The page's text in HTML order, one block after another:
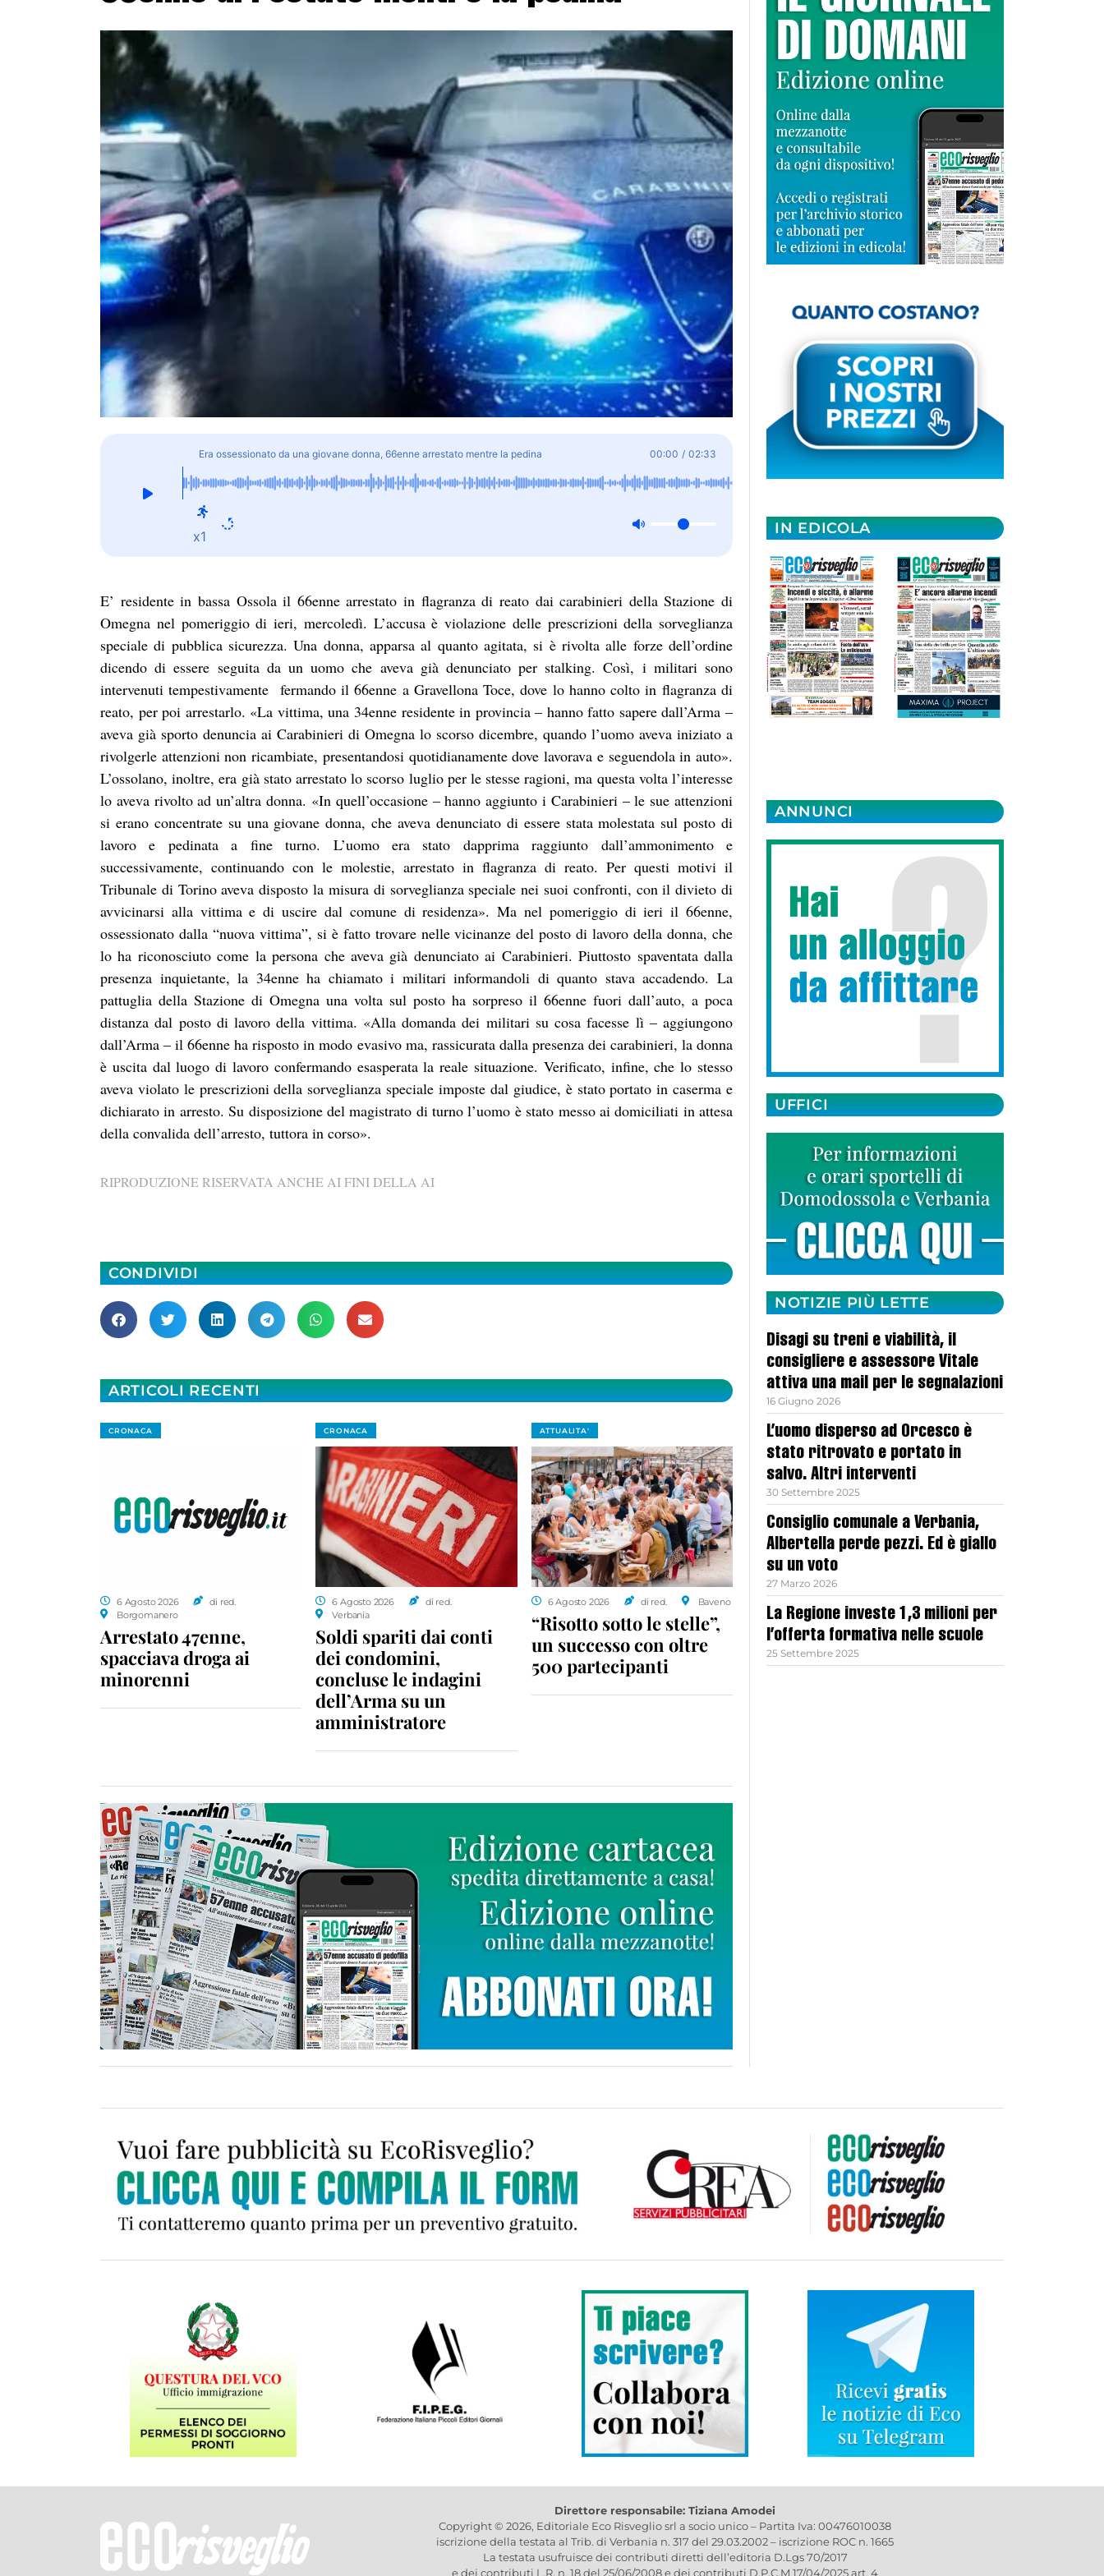
Era ossessionato da una giovane donna, 66enne arrestato mentre la pedina 00:00 / 02:33
x1
E’ residente in bassa Ossola il 66enne arrestato in flagranza di reato dai carabinieri della Stazione di
Omegna nel pomeriggio di ieri, mercoledì. L’accusa è violazione delle prescrizioni della sorveglianza
speciale di pubblica sicurezza. Una donna, apparsa al quanto agitata, si è rivolta alle forze dell’ordine
dicendo di essere seguita da un uomo che aveva già denunciato per stalking. Così, i militari sono
intervenuti tempestivamente fermando il 66enne a Gravellona Toce, dove lo hanno colto in flagranza di
reato, per poi arrestarlo. «La vittima, una 34enne residente in provincia – hanno fatto sapere dall’Arma –
aveva già sporto denuncia ai Carabinieri di Omegna lo scorso dicembre, quando l’uomo aveva iniziato a
rivolgerle attenzioni non ricambiate, presentandosi quotidianamente dove lavorava e seguendola in auto».
L’ossolano, inoltre, era già stato arrestato lo scorso luglio per le stesse ragioni, ma questa volta l’interesse
lo aveva rivolto ad un’altra donna. «In quell’occasione – hanno aggiunto i Carabinieri – le sue attenzioni
si erano concentrate su una giovane donna, che aveva denunciato di essere stata molestata sul posto di
lavoro e pedinata a fine turno. L’uomo era stato dapprima raggiunto dall’ammonimento e
successivamente, continuando con le molestie, arrestato in flagranza di reato. Per questi motivi il
Tribunale di Torino aveva disposto la misura di sorveglianza speciale nei suoi confronti, con il divieto di
avvicinarsi alla vittima e di uscire dal comune di residenza». Ma nel pomeriggio di ieri il 66enne,
ossessionato dalla “nuova vittima”, si è fatto trovare nelle vicinanze del posto di lavoro della donna, che
lo ha riconosciuto come la persona che aveva già denunciato ai Carabinieri. Piuttosto spaventata dalla
presenza inquietante, la 34enne ha chiamato i militari informandoli di quanto stava accadendo. La
pattuglia della Stazione di Omegna una volta sul posto ha sorpreso il 66enne fuori dall’auto, a poca
distanza dal posto di lavoro della vittima. «Alla domanda dei militari su cosa facesse lì – aggiungono
dall’Arma – il 66enne ha risposto in modo evasivo ma, rassicurata dalla presenza dei carabinieri, la donna
è uscita dal luogo di lavoro confermando esasperata la reale situazione. Verificato, infine, che lo stesso
aveva violato le prescrizioni della sorveglianza speciale imposte dal giudice, è stato portato in caserma e
dichiarato in arresto. Su disposizione del magistrato di turno l’uomo è stato messo ai domiciliati in attesa
della convalida dell’arresto, tuttora in corso».
RIPRODUZIONE RISERVATA ANCHE AI FINI DELLA AI
CONDIVIDI
ARTICOLI RECENTI
CRONACA
6 Agosto 2026
di red.
Borgomanero
Arrestato 47enne,
spacciava droga ai
minorenni
CRONACA
6 Agosto 2026
di red.
Verbania
Soldi spariti dai conti
dei condomini,
concluse le indagini
dell’Arma su un
amministratore
ATTUALITA'
6 Agosto 2026 di red. Baveno
“Risotto sotto le stelle”,
un successo con oltre
500 partecipanti
IN EDICOLA
ANNUNCI
UFFICI
NOTIZIE PIÙ LETTE
Disagi su treni e viabilità, il
consigliere e assessore Vitale
attiva una mail per le segnalazioni
16 Giugno 2026
L’uomo disperso ad Orcesco è
stato ritrovato e portato in
salvo. Altri interventi
30 Settembre 2025
Consiglio comunale a Verbania,
Albertella perde pezzi. Ed è giallo
su un voto
27 Marzo 2026
La Regione investe 1,3 milioni per
l’offerta formativa nelle scuole
25 Settembre 2025
Direttore responsabile: Tiziana Amodei
Copyright © 2026, Editoriale Eco Risveglio srl a socio unico – Partita Iva: 00476010038
iscrizione della testata al Trib. di Verbania n. 317 del 29.03.2002 – iscrizione ROC n. 1665
La testata usufruisce dei contributi diretti dell’editoria D.Lgs 70/2017
e dei contributi L.R. n. 18 del 25/06/2008 e dei contributi D.P.C.M 17/04/2025 art. 4